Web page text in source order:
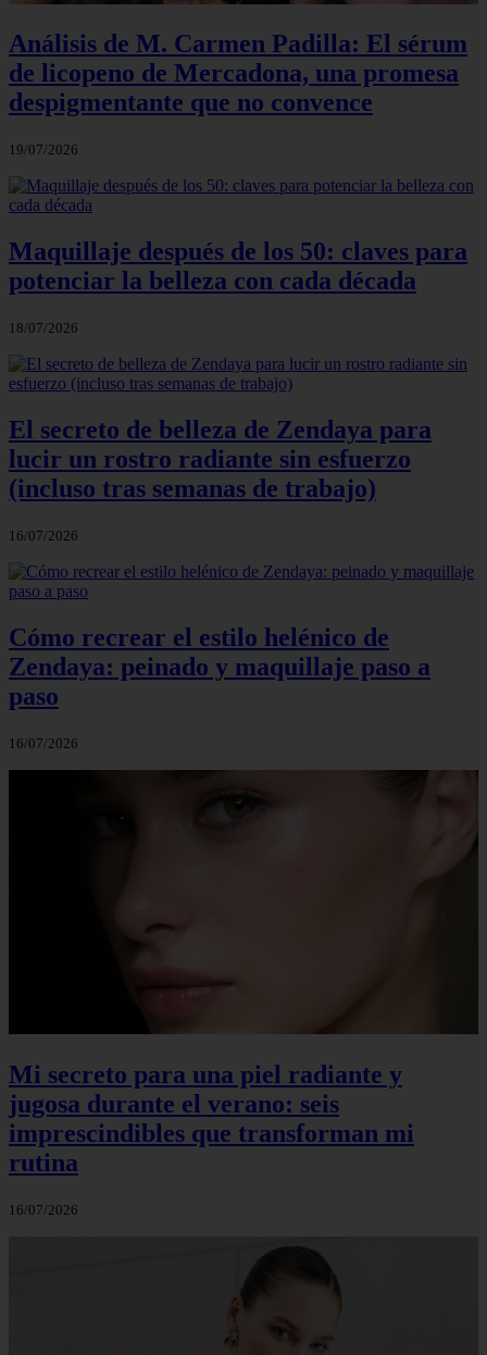
Análisis de M. Carmen Padilla: El sérum
de licopeno de Mercadona, una promesa
despigmentante que no convence
19/07/2026
Maquillaje después de los 50: claves para
potenciar la belleza con cada década
18/07/2026
El secreto de belleza de Zendaya para
lucir un rostro radiante sin esfuerzo
(incluso tras semanas de trabajo)
16/07/2026
Cómo recrear el estilo helénico de
Zendaya: peinado y maquillaje paso a
paso
16/07/2026
Mi secreto para una piel radiante y
jugosa durante el verano: seis
imprescindibles que transforman mi
rutina
16/07/2026